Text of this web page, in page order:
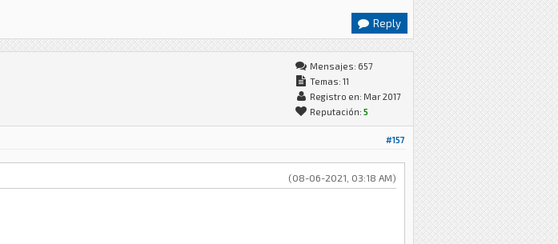
Reply
Mensajes: 657
Temas: 11
Registro en: Mar 2017
Reputación: 5
#157
(08-06-2021, 03:18 AM)